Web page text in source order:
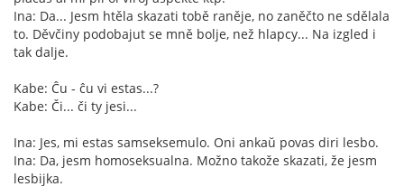
Ina: Da... Jesm htěla skazati tobě raněje, no zaněčto ne sdělala
to. Děvčiny podobajut se mně bolje, než hlapcy... Na izgled i
tak dalje.
Kabe: Ĉu - ĉu vi estas...?
Kabe: Či... či ty jesi...
Ina: Jes, mi estas samseksemulo. Oni ankaŭ povas diri lesbo.
Ina: Da, jesm homoseksualna. Možno takože skazati, že jesm
lesbijka.